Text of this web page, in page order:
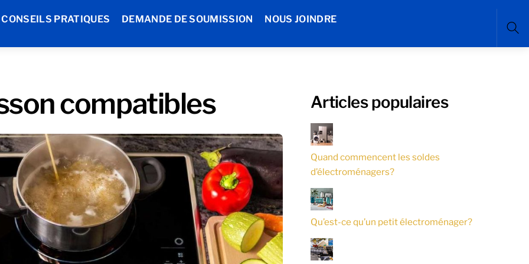
CONSEILS PRATIQUES DEMANDE DE SOUMISSION NOUS JOINDRE
compatibles Articles populaires
Quand commencent les soldes
d’électroménagers?
Qu’est-ce qu’un petit électroménager?